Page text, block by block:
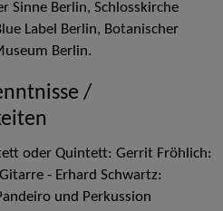
Sinne Berlin, Schlosskirche
Label Berlin, Botanischer
Berlin.
/
oder Quintett: Gerrit Fröhlich:
- Erhard Schwartz:
und Perkussion